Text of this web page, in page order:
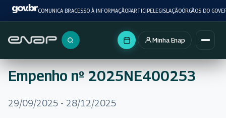
COMUNICA BRACESSO À INFORMAÇÃOPARTICIPELEGISLAÇÃOÓRGÃOS DO
Buscar no portal
Minha Enap
Empenho nº 2025NE400253
29/09/2025 - 28/12/2025